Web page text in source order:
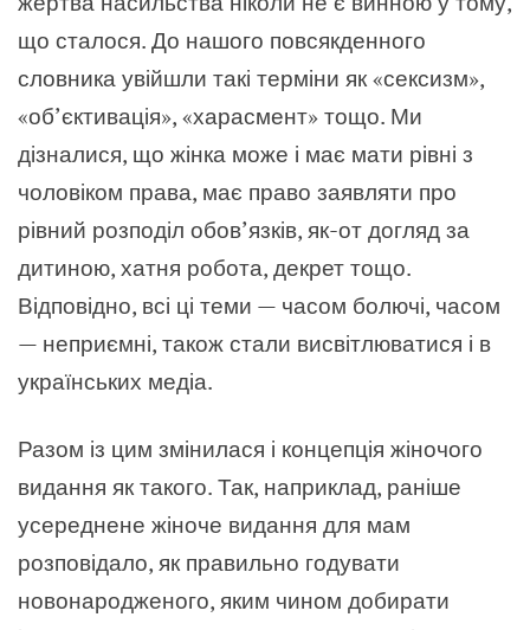
що сталося. До нашого повсякденного
словника увійшли такі терміни як «сексизм»,
«об’єктивація», «харасмент» тощо. Ми
дізналися, що жінка може і має мати рівні з
чоловіком права, має право заявляти про
рівний розподіл обов’язків, як-от догляд за
дитиною, хатня робота, декрет тощо.
Відповідно, всі ці теми — часом болючі, часом
— неприємні, також стали висвітлюватися і в
українських медіа.
Разом із цим змінилася і концепція жіночого
видання як такого. Так, наприклад, раніше
усереднене жіноче видання для мам
розповідало, як правильно годувати
новонародженого, яким чином добирати